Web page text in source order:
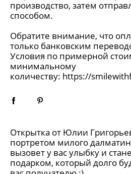
производство, затем
способом.
Обратите внимание, что
только банковским
Условия по примерной
минимальному
количеству: https://
Открытка от Юлии
портретом милого
вызовет у вас улыбку и
подарком, который долго